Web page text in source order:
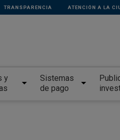
TRANSPARENCIA ATENCIÓN A LA
y
Sistemas
de pago